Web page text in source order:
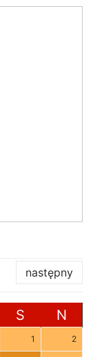
następny
S N
1 2